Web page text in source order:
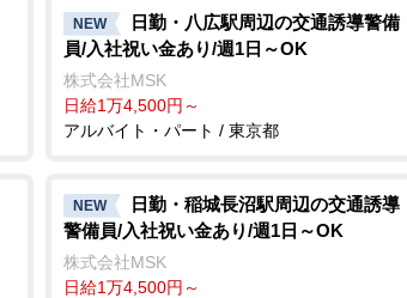
NEW
日勤・八広駅周辺の交通誘導警備
員/入社祝い金あり/週1日～OK
株式会社MSK
日給1万4,500円～
アルバイト・パート / 東京都
NEW
日勤・稲城長沼駅周辺の交通誘導
警備員/入社祝い金あり/週1日～OK
株式会社MSK
日給1万4,500円～